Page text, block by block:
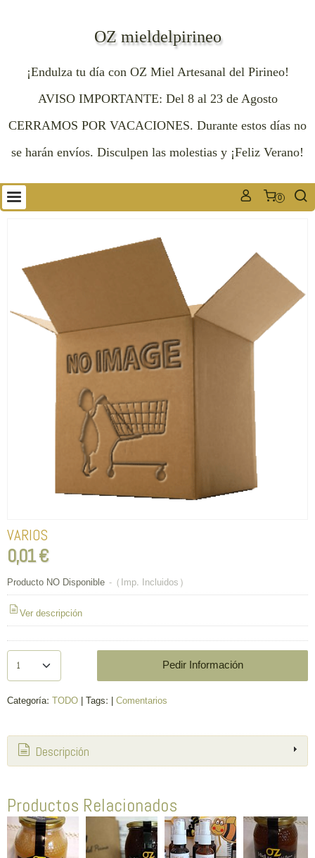
OZ mieldelpirineo
¡Endulza tu día con OZ Miel Artesanal del Pirineo!
AVISO IMPORTANTE: Del 8 al 23 de Agosto
CERRAMOS POR VACACIONES. Durante estos días no
se harán envíos. Disculpen las molestias y ¡Feliz Verano!
0
VARIOS
0,01 €
Producto NO Disponible - (Imp. Incluidos)
Ver descripción
Pedir Información
Categoría: TODO |Tags: |Comentarios
Descripción
Productos Relacionados